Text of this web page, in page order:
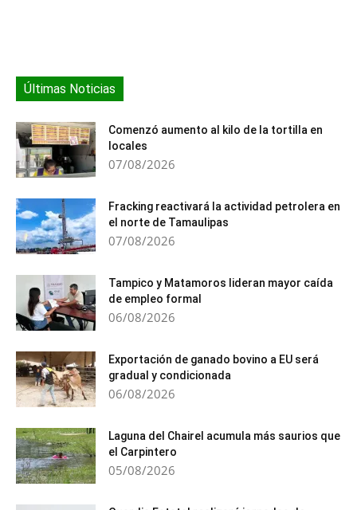
Últimas Noticias
Comenzó aumento al kilo de la tortilla en
locales
07/08/2026
Fracking reactivará la actividad petrolera en
el norte de Tamaulipas
07/08/2026
Tampico y Matamoros lideran mayor caída
de empleo formal
06/08/2026
Exportación de ganado bovino a EU será
gradual y condicionada
06/08/2026
Laguna del Chairel acumula más saurios que
el Carpintero
05/08/2026